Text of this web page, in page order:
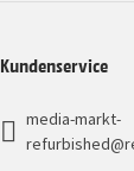
Kundenservice
media-markt-